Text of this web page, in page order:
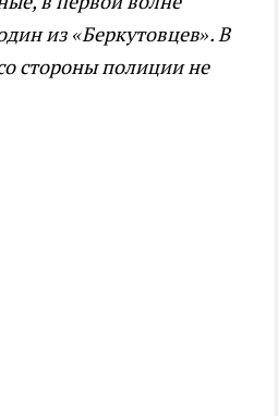
из «Беркутовцев». В
стороны полиции не